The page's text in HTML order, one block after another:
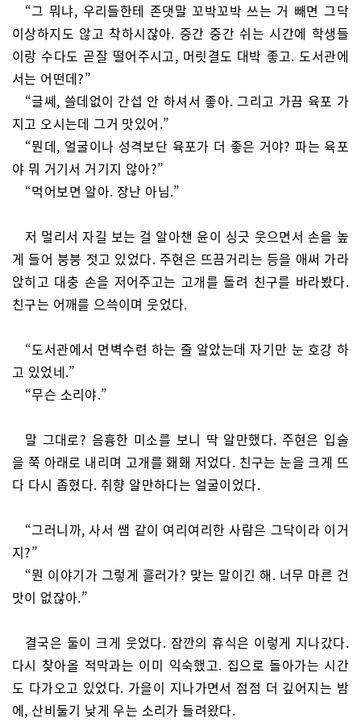
“그 뭐냐, 우리들한테 존댓말 꼬박꼬박 쓰는 거 빼면 그닥
이상하지도 않고 착하시잖아. 중간 중간 쉬는 시간에 학생들
이랑 수다도 곧잘 떨어주시고, 머릿결도 대박 좋고. 도서관에
서는 어떤데?”
“글쎄, 쓸데없이 간섭 안 하셔서 좋아. 그리고 가끔 육포 가
지고 오시는데 그거 맛있어.”
“뭔데, 얼굴이나 성격보단 육포가 더 좋은 거야? 파는 육포
야 뭐 거기서 거기지 않아?”
“먹어보면 알아. 장난 아님.”
저 멀리서 자길 보는 걸 알아챈 윤이 싱긋 웃으면서 손을 높
게 들어 붕붕 젓고 있었다. 주현은 뜨끔거리는 등을 애써 가라
앉히고 대충 손을 저어주고는 고개를 돌려 친구를 바라봤다.
친구는 어깨를 으쓱이며 웃었다.
“도서관에서 면벽수련 하는 줄 알았는데 자기만 눈 호강 하
고 있었네.”
“무슨 소리야.”
말 그대로? 음흉한 미소를 보니 딱 알만했다. 주현은 입술
을 쭉 아래로 내리며 고개를 홰홰 저었다. 친구는 눈을 크게 뜨
다 다시 좁혔다. 취향 알만하다는 얼굴이었다.
“그러니까, 사서 쌤 같이 여리여리한 사람은 그닥이라 이거
지?”
“뭔 이야기가 그렇게 흘러가? 맞는 말이긴 해. 너무 마른 건
맛이 없잖아.”
결국은 둘이 크게 웃었다. 잠깐의 휴식은 이렇게 지나갔다.
다시 찾아올 적막과는 이미 익숙했고. 집으로 돌아가는 시간
도 다가오고 있었다. 가을이 지나가면서 점점 더 깊어지는 밤
에, 산비둘기 낮게 우는 소리가 들려왔다.